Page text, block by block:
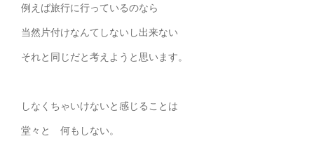
例えば旅行に行っているのなら
当然片付けなんてしないし出来ない
それと同じだと考えようと思います。
しなくちゃいけないと感じることは
堂々と 何もしない。